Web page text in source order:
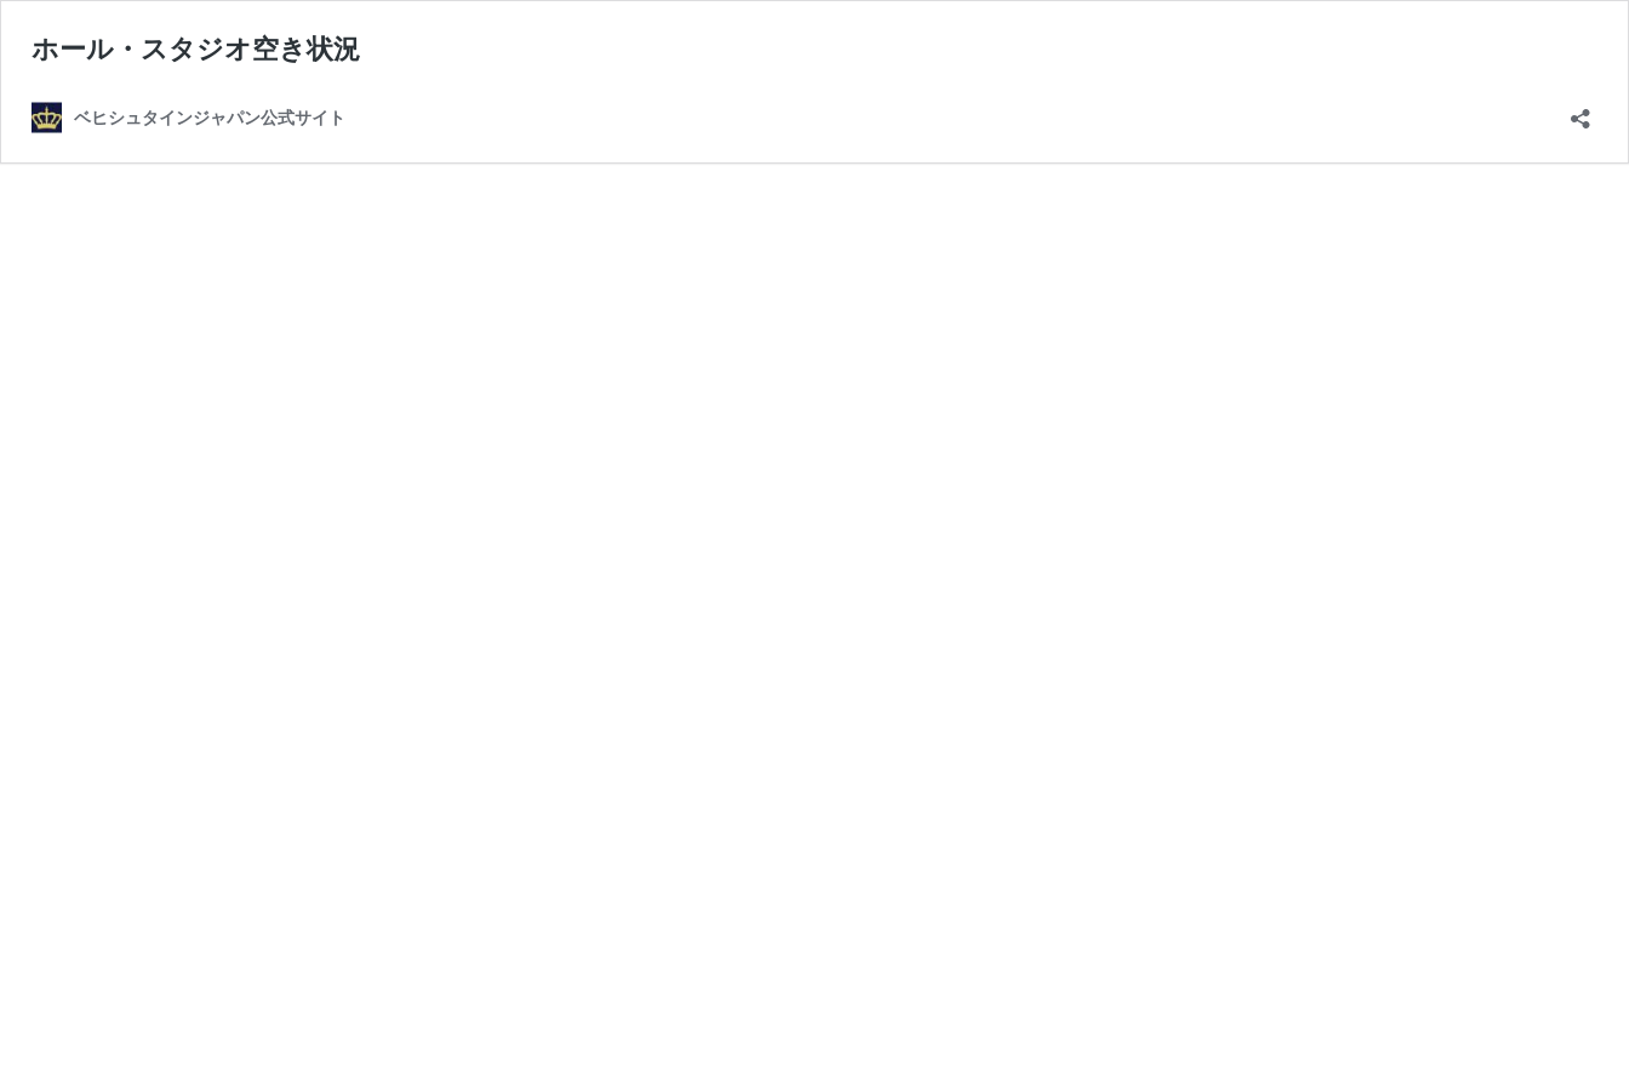
ホール・スタジオ空き状況
ベヒシュタインジャパン公式サイト